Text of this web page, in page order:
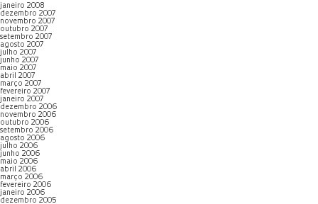
janeiro 2008
dezembro 2007
novembro 2007
outubro 2007
setembro 2007
agosto 2007
julho 2007
junho 2007
maio 2007
abril 2007
março 2007
fevereiro 2007
janeiro 2007
dezembro 2006
novembro 2006
outubro 2006
setembro 2006
agosto 2006
julho 2006
junho 2006
maio 2006
abril 2006
março 2006
fevereiro 2006
janeiro 2006
dezembro 2005